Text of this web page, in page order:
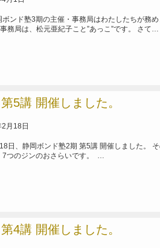
ンド塾3期の主催・事務局はわたしたちが務
務局は、松元亜紀子こと”あっこ”です。 さて…
5講 開催しました。
月18日
日、静岡ボンド塾2期 第5講 開催しました。
7つのジンのおさらいです。 …
4講 開催しました。